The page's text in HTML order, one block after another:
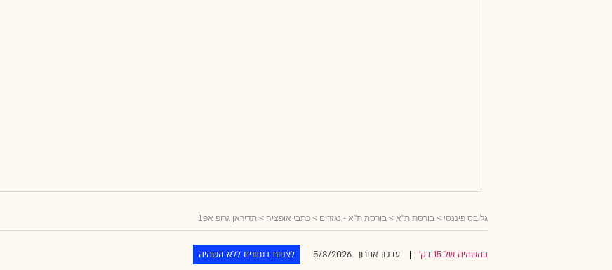
גלובס פיננסי > בורסת ת"א > בורסת ת"א - נגזרים > כתבי אופציה > תדיראן גרופ אפ1
בהשהיה של 15 דק' עדכון אחרון 5/8/2026 לצפות בנתונים ללא השהיה